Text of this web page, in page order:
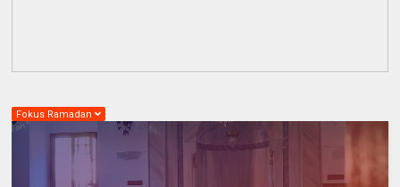
Fokus Ramadan